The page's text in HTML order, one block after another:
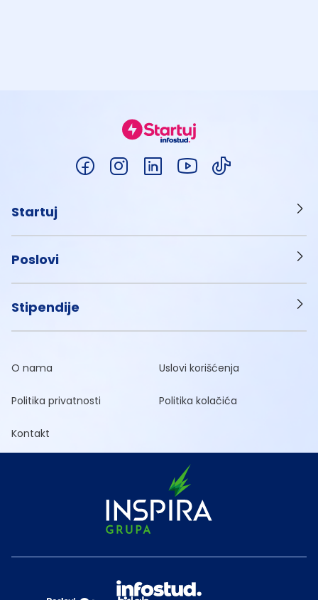
Startuj
Poslovi
Stipendije
O nama Uslovi korišćenja
Politika privatnosti Politika kolačića
Kontakt